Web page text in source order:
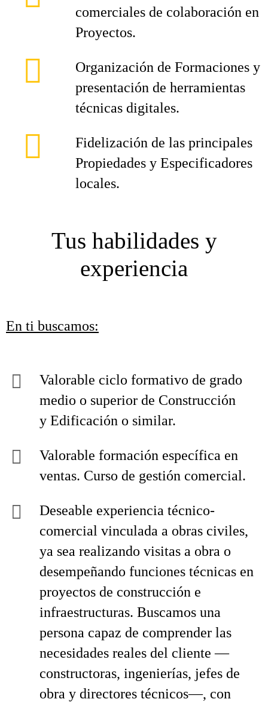
comerciales de colaboración en
Proyectos.
Organización de Formaciones y
presentación de herramientas
técnicas digitales.
Fidelización de las principales
Propiedades y Especificadores
locales.
Tus habilidades y
experiencia
En ti buscamos:
Valorable ciclo formativo de grado
medio o superior de Construcción
y Edificación o similar.
Valorable formación específica en
ventas. Curso de gestión comercial.
Deseable experiencia técnico-
comercial vinculada a obras civiles,
ya sea realizando visitas a obra o
desempeñando funciones técnicas en
proyectos de construcción e
infraestructuras. Buscamos una
persona capaz de comprender las
necesidades reales del cliente —
constructoras, ingenierías, jefes de
obra y directores técnicos—, con